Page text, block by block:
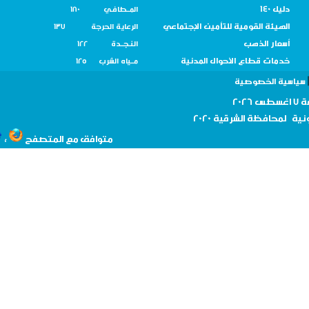
دليل 140 المــطافـي 180
الهيئة القومية للتأمين الإجتماعي الرعاية الحرجة 137
أسعار الذهب النـجــدة 122
خدمات قطاع الأحوال المدنية مــياه الشرب 125
الخصوصية
لمحافظةالشرقية 2020
متوافق مع المتصفح ،